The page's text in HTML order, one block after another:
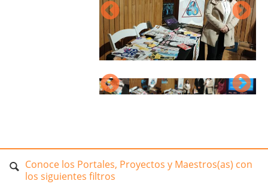
Conoce los Portales, Proyectos y Maestros(as) con
los siguientes filtros